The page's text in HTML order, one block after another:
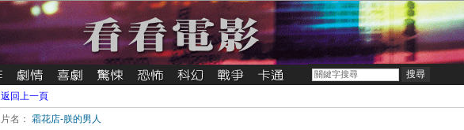
返回上一頁
片名： 霜花店-朕的男人